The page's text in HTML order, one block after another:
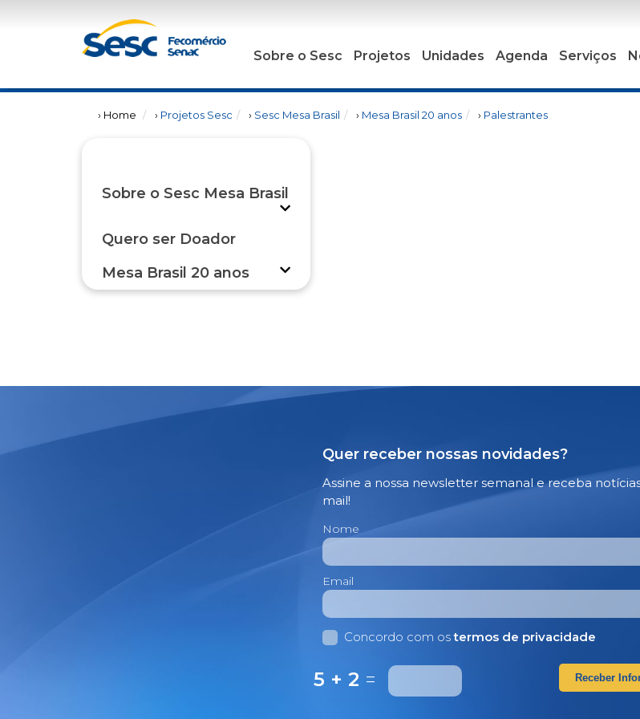
Sobre o Sesc Projetos Unidades Agenda Serviços
› Home › Projetos Sesc › Sesc Mesa Brasil › Mesa Brasil 20 anos › Palestrantes
Sobre o Sesc Mesa Brasil
Quero ser Doador
Mesa Brasil 20 anos
Quer receber nossas novidades?
Assine a nossa newsletter semanal e receba
mail!
Nome
Email
Concordo com ostermos de privacidade
5 + 2 = Receber